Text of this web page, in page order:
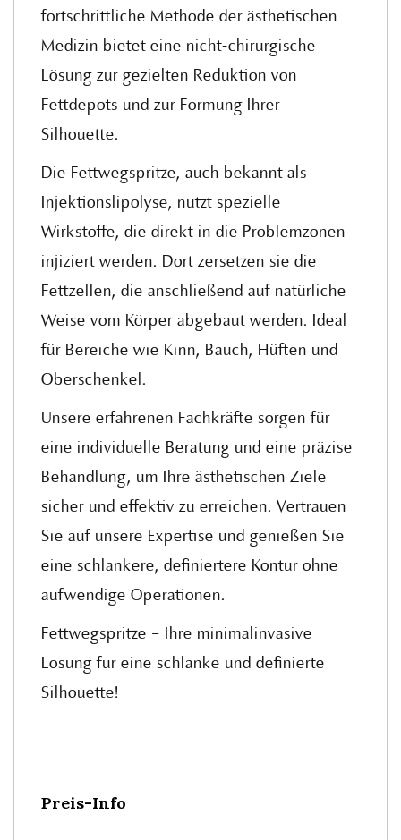
fortschrittliche Methode der ästhetischen
Medizin bietet eine nicht-chirurgische
Lösung zur gezielten Reduktion von
Fettdepots und zur Formung Ihrer
Silhouette.
Die Fettwegspritze, auch bekannt als
Injektionslipolyse, nutzt spezielle
Wirkstoffe, die direkt in die Problemzonen
injiziert werden. Dort zersetzen sie die
Fettzellen, die anschließend auf natürliche
Weise vom Körper abgebaut werden. Ideal
für Bereiche wie Kinn, Bauch, Hüften und
Oberschenkel.
Unsere erfahrenen Fachkräfte sorgen für
eine individuelle Beratung und eine präzise
Behandlung, um Ihre ästhetischen Ziele
sicher und effektiv zu erreichen. Vertrauen
Sie auf unsere Expertise und genießen Sie
eine schlankere, definiertere Kontur ohne
aufwendige Operationen.
Fettwegspritze – Ihre minimalinvasive
Lösung für eine schlanke und definierte
Silhouette!
Preis-Info